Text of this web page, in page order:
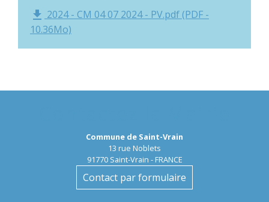
file_download 2024 - CM 04 07 2024 - PV.pdf (PDF -
10.36Mo)
Commune de Saint-Vrain
13 rue Noblets
91770 Saint-Vrain - FRANCE
Contact par formulaire